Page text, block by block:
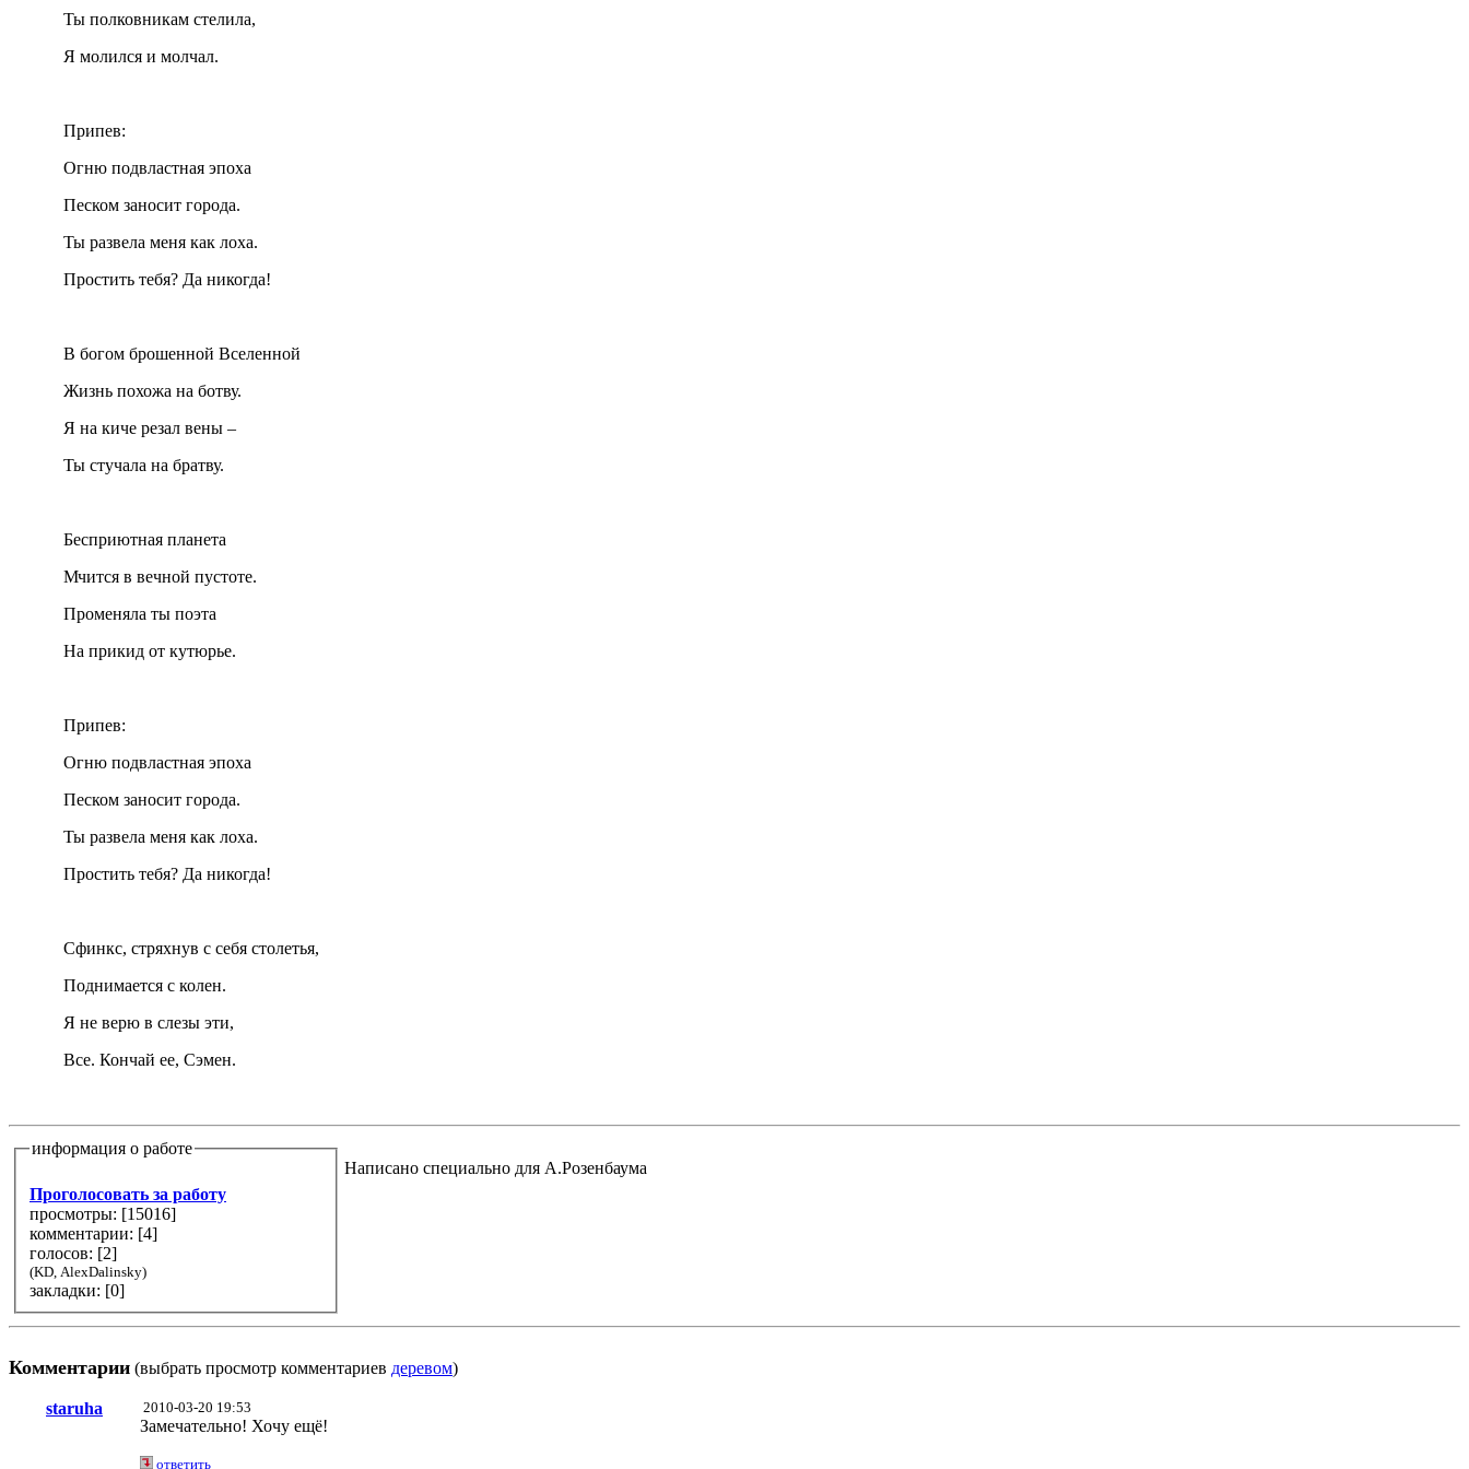
Ты полковникам стелила,
Я молился и молчал.
Припев:
Огню подвластная эпоха
Песком заносит города.
Ты развела меня как лоха.
Простить тебя? Да никогда!
В богом брошенной Вселенной
Жизнь похожа на ботву.
Я на киче резал вены –
Ты стучала на братву.
Бесприютная планета
Мчится в вечной пустоте.
Променяла ты поэта
На прикид от кутюрье.
Припев:
Огню подвластная эпоха
Песком заносит города.
Ты развела меня как лоха.
Простить тебя? Да никогда!
Сфинкс, стряхнув с себя столетья,
Поднимается с колен.
Я не верю в слезы эти,
Все. Кончай ее, Сэмен.
информация о работе
Проголосовать за работу
просмотры: [15016]
комментарии: [4]
голосов: [2]
(KD, AlexDalinsky)
закладки: [0]
Написано специально для А.Розенбаума
Комментарии (выбрать просмотр комментариев деревом)
staruha 2010-03-20 19:53
Замечательно! Хочу ещё!
ответить